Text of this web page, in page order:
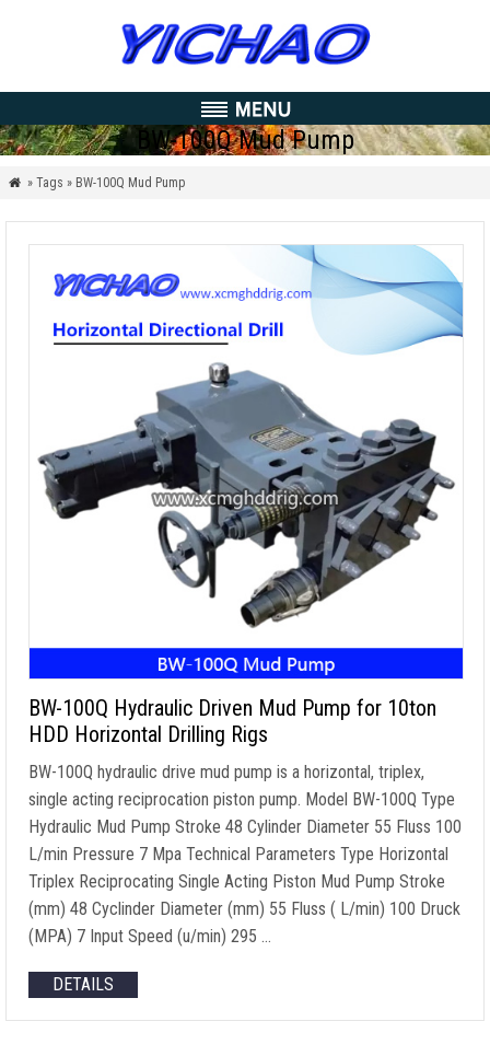
BW-100Q Mud Pump
 » Tags » BW-100Q Mud Pump
BW-100Q Hydraulic Driven Mud Pump for 10ton
HDD Horizontal Drilling Rigs
BW-100Q hydraulic drive mud pump is a horizontal, triplex,
single acting reciprocation piston pump. Model BW-100Q Type
Hydraulic Mud Pump Stroke 48 Cylinder Diameter 55 Fluss 100
L/min Pressure 7 Mpa Technical Parameters Type Horizontal
Triplex Reciprocating Single Acting Piston Mud Pump Stroke
(mm) 48 Cyclinder Diameter (mm) 55 Fluss ( L/min) 100 Druck
(MPA) 7 Input Speed (u/min) 295 …
DETAILS